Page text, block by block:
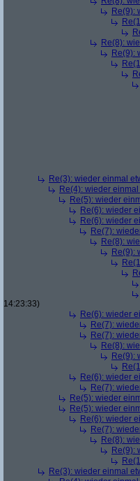
Re(9):
Re(8):
Re(9):
Re(3): wieder einmal
Re(4): wieder
Re(5): wieder
Re(6): wieder
Re(6): wieder
Re(7):
Re(8):
Re(9):
14:23:33)
Re(6): wieder
Re(7):
Re(7):
Re(8):
Re(9):
Re(6): wieder
Re(7):
Re(5): wieder
Re(5): wieder
Re(6): wieder
Re(7):
Re(8):
Re(9):
Re(3): wieder einmal